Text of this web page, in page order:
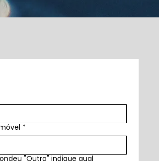
*
"Outro" indique qual